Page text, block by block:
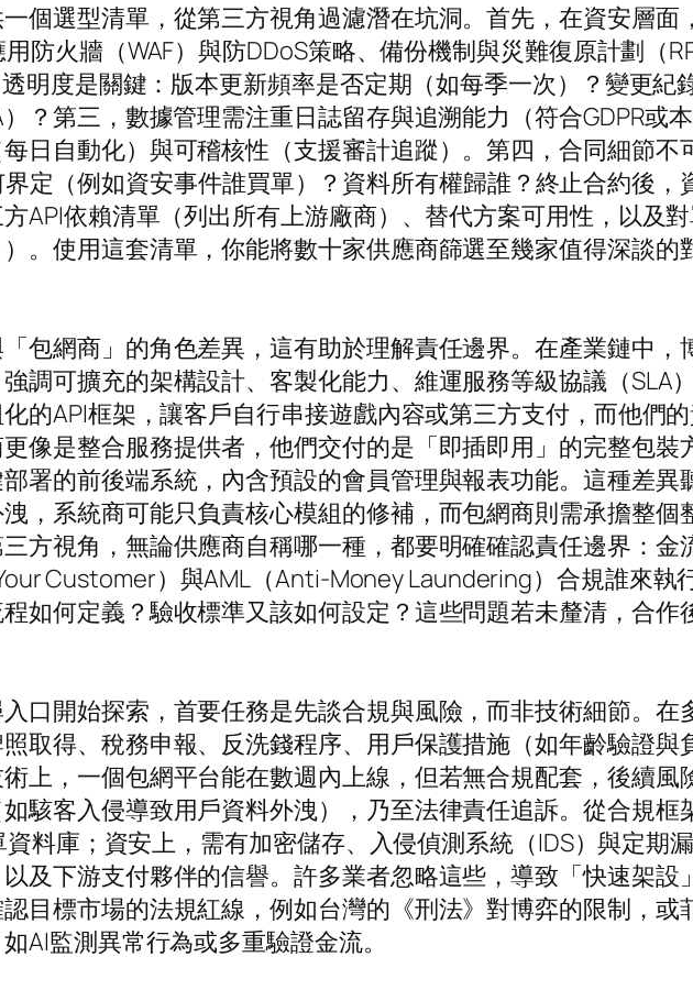
個選型清單，從第三方視角過濾潛在坑洞。首先，在資安層面
防火牆（WAF）與防DDoS策略、備份機制與災難復原計劃（
明度是關鍵：版本更新頻率是否定期（如每季一次）？變更紀
？第三，數據管理需注重日誌留存與追溯能力（符合GDPR或
日自動化）與可稽核性（支援審計追蹤）。第四，合同細節不
定（例如資安事件誰買單）？資料所有權歸誰？終止合約後，
API依賴清單（列出所有上游廠商）、替代方案可用性，以及
。使用這套清單，你能將數十家供應商篩選至幾家值得深談的
包網商」的角色差異，這有助於理解責任邊界。在產業鏈中，
調可擴充的架構設計、客製化能力、維運服務等級協議（SLA
的API框架，讓客戶自行串接遊戲內容或第三方支付，而他們
像是整合服務提供者，他們交付的是「即插即用」的完整包裝
署的前後端系統，內含預設的會員管理與報表功能。這種差異
，系統商可能只負責核心模組的修補，而包網商則需承擔整個
方視角，無論供應商自稱哪一種，都要明確確認責任邊界：金
Customer）與AML（Anti-Money Laundering）合規誰來執
如何定義？驗收標準又該如何設定？這些問題若未釐清，合作
口開始探索，首要任務是先談合規與風險，而非技術細節。在
取得、稅務申報、反洗錢程序、用戶保護措施（如年齡驗證與
上，一個包網平台能在數週內上線，但若無合規配套，後續風
駭客入侵導致用戶資料外洩），乃至法律責任追訴。從合規框
料庫；資安上，需有加密儲存、入侵偵測系統（IDS）與定期
及下游支付夥伴的信譽。許多業者忽略這些，導致「快速架設
目標市場的法規紅線，例如台灣的《刑法》對博弈的限制，或
AI監測異常行為或多重驗證金流。